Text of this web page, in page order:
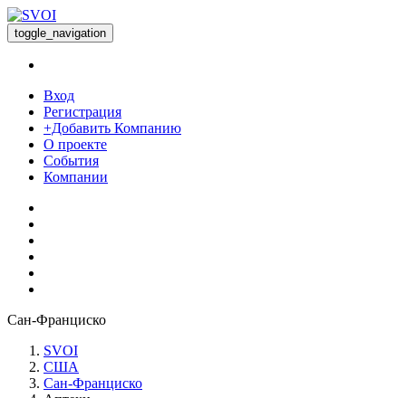
toggle_navigation
Вход
Регистрация
+Добавить Компанию
О проекте
События
Компании
Сан-Франциско
SVOI
США
Сан-Франциско